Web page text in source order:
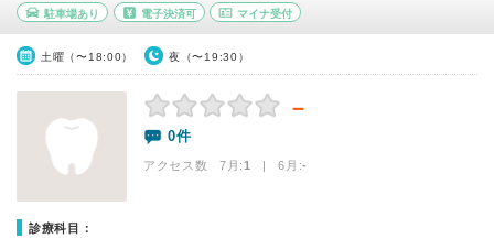
駐車場あり 電子決済可 マイナ受付
土曜（〜18:00） 夜（〜19:30）
－
0件
アクセス数 7月:1 | 6月:-
診療科目：